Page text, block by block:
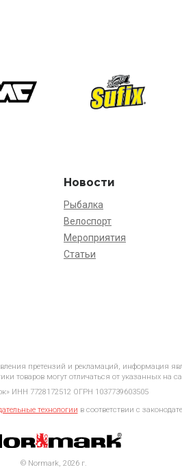
Новости
Рыбалка
Велоспорт
Мероприятия
Статьи
претензий и рекламаций, информация
товаров могут отличаться от указанных на
ИНН 7728172512 ОГРН 1037739603505
технологии в соответствии с
© Normark, 2026 г.